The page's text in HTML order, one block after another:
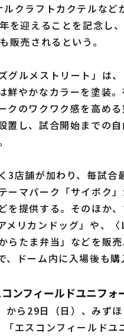
クラフトカクテルなど
を迎えることを記念し
販売されるという。
ルメストリート」は
鮮やかなカラーを塗装
クのワクワク感を高め
置し、試合開始までの
店舗が加わり、毎試合
ーマパーク「サイボク
を提供する。そのほか
メリカンドッグ」や、
らたま弁当」などを販
、ドーム内に入場後も
フィールドユニフォ
ら29日（日）、みず
エスコンフィールド